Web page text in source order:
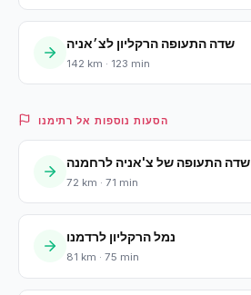
שדה התעופה הרקליון לצ׳אניה
142 km · 123 min
הסעות נוספות אל רתימנו
שדה התעופה של צ'אניה לרחמנה
72 km · 71 min
נמל הרקליון לרדמנו
81 km · 75 min